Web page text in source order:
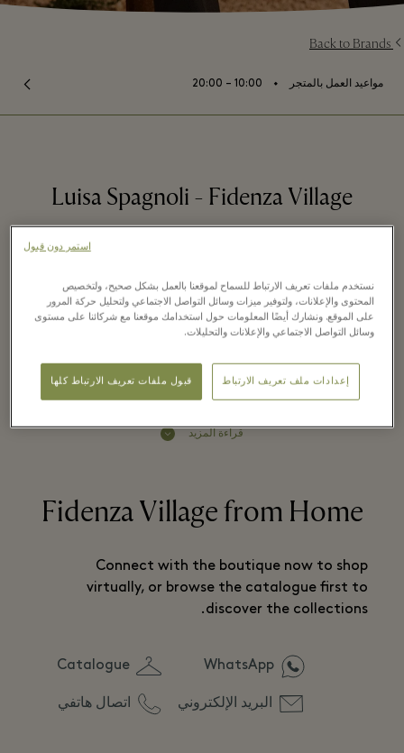
Back to Brands
مواعيد العمل بالمتجر ⬩
10:00 – 20:00
Luisa Spagnoli - Fidenza Village
Luisa Spagnoli is a leading Italian
womenswear brand, founded in 1928,
which is named after its brilliant
designer.
قراءة المزيد
Fidenza Village from Home
Connect with the boutique now to shop
virtually, or browse the catalogue first to
discover the collections.
WhatsApp
Catalogue
البريد الإلكتروني اتصال هاتفي
نستخدم ملفات تعريف الارتباط للسماح لموقعنا بالعمل بشكل صحيح، ولتخصيص
المحتوى والإعلانات، ولتوفير ميزات وسائل التواصل الاجتماعي ولتحليل حركة المرور
على الموقع. ونشارك أيضًا المعلومات حول استخدامك موقعنا مع شركائنا على مستوى
وسائل التواصل الاجتماعي والإعلانات والتحليلات.
إعدادات ملف تعريف الارتباط قبول ملفات تعريف الارتباط كلها
استمر دون قبول